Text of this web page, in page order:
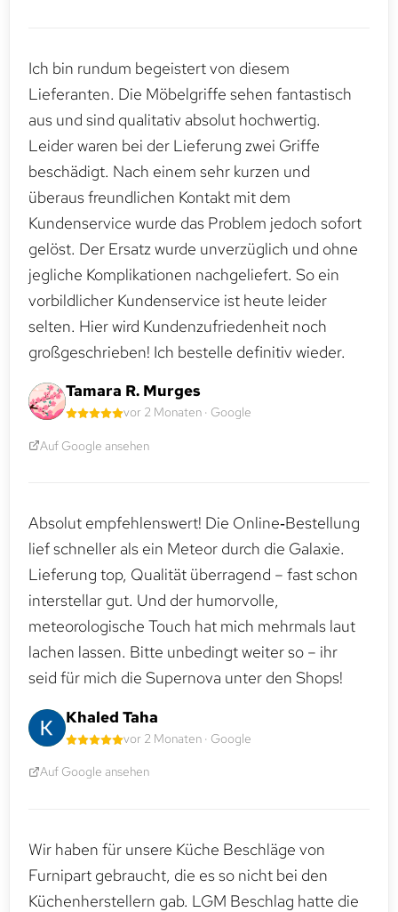
Ich bin rundum begeistert von diesem
Lieferanten. Die Möbelgriffe sehen fantastisch
aus und sind qualitativ absolut hochwertig.
Leider waren bei der Lieferung zwei Griffe
beschädigt. Nach einem sehr kurzen und
überaus freundlichen Kontakt mit dem
Kundenservice wurde das Problem jedoch sofort
gelöst. Der Ersatz wurde unverzüglich und ohne
jegliche Komplikationen nachgeliefert. So ein
vorbildlicher Kundenservice ist heute leider
selten. Hier wird Kundenzufriedenheit noch
großgeschrieben! Ich bestelle definitiv wieder.
Tamara R. Murges
vor 2 Monaten · Google
Auf Google ansehen
Absolut empfehlenswert! Die Online‑Bestellung
lief schneller als ein Meteor durch die Galaxie.
Lieferung top, Qualität überragend – fast schon
interstellar gut. Und der humorvolle,
meteorologische Touch hat mich mehrmals laut
lachen lassen. Bitte unbedingt weiter so – ihr
seid für mich die Supernova unter den Shops!
Khaled Taha
vor 2 Monaten · Google
Auf Google ansehen
Wir haben für unsere Küche Beschläge von
Furnipart gebraucht, die es so nicht bei den
Küchenherstellern gab. LGM Beschlag hatte die